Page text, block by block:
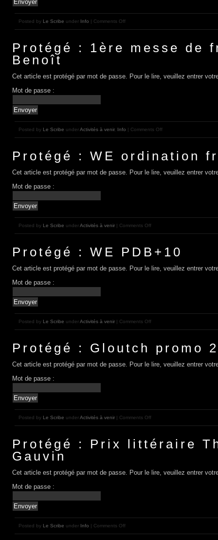
Posted by Le Scribe under Info | Comments Off
Protégé : 1ère messe de
Benoît
Cet article est protégé par mot de passe. Pour le lire, veuillez entrer
Mot de passe :
Posted by Le Scribe underActivités à venir, Info | Comments Off
Protégé : WE ordination
Cet article est protégé par mot de passe. Pour le lire, veuillez entrer
Mot de passe :
Posted by Le Scribe underActivités à venir | Comments Off
Protégé : WE PDB+10
Cet article est protégé par mot de passe. Pour le lire, veuillez entrer
Mot de passe :
Posted by Le Scribe underActivités à venir | Comments Off
Protégé : Gloutch promo
Cet article est protégé par mot de passe. Pour le lire, veuillez entrer
Mot de passe :
Posted by Le Scribe underActivités à venir | Comments Off
Protégé : Prix littéraire
Gauvin
Cet article est protégé par mot de passe. Pour le lire, veuillez entrer
Mot de passe :
Posted by Le Scribe under Info | Comments Off